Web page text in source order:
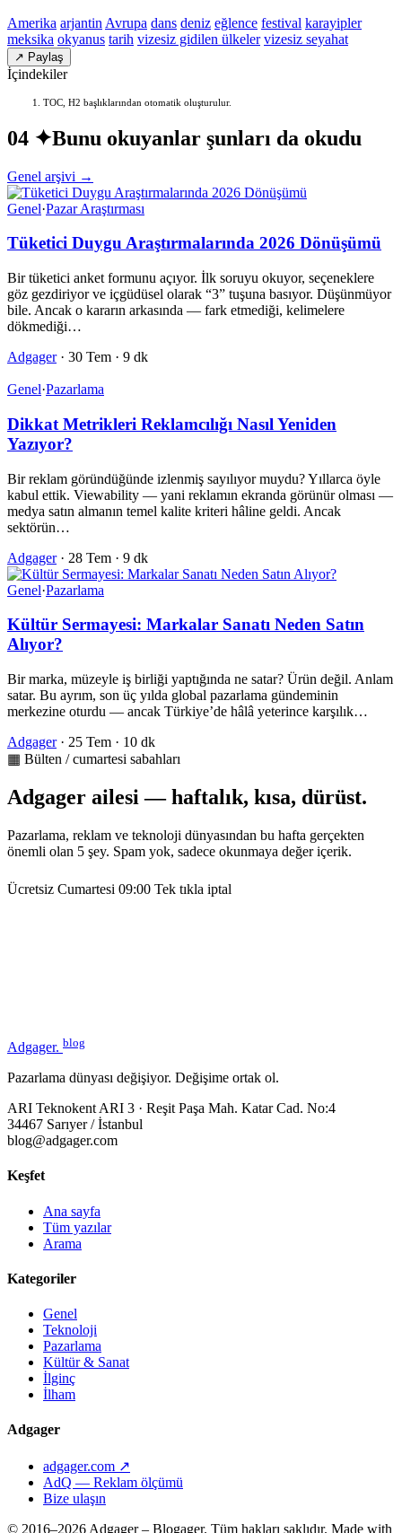
Amerika arjantin Avrupa dans deniz eğlence festival karayipler
meksika okyanus tarih vizesiz gidilen ülkeler vizesiz seyahat
↗ Paylaş
İçindekiler
TOC, H2 başlıklarından otomatik oluşturulur.
04 ✦Bunu okuyanlar şunları da okudu
Genel arşivi →
Genel·Pazar Araştırması
Tüketici Duygu Araştırmalarında 2026 Dönüşümü
Bir tüketici anket formunu açıyor. İlk soruyu okuyor, seçeneklere
göz gezdiriyor ve içgüdüsel olarak “3” tuşuna basıyor. Düşünmüyor
bile. Ancak o kararın arkasında — fark etmediği, kelimelere
dökmediği…
Adgager · 30 Tem · 9 dk
Genel·Pazarlama
Dikkat Metrikleri Reklamcılığı Nasıl Yeniden
Yazıyor?
Bir reklam göründüğünde izlenmiş sayılıyor muydu? Yıllarca öyle
kabul ettik. Viewability — yani reklamın ekranda görünür olması —
medya satın almanın temel kalite kriteri hâline geldi. Ancak
sektörün…
Adgager · 28 Tem · 9 dk
Genel·Pazarlama
Kültür Sermayesi: Markalar Sanatı Neden Satın
Alıyor?
Bir marka, müzeyle iş birliği yaptığında ne satar? Ürün değil. Anlam
satar. Bu ayrım, son üç yılda global pazarlama gündeminin
merkezine oturdu — ancak Türkiye’de hâlâ yeterince karşılık…
Adgager · 25 Tem · 10 dk
▦ Bülten / cumartesi sabahları
Adgager ailesi — haftalık, kısa, dürüst.
Pazarlama, reklam ve teknoloji dünyasından bu hafta gerçekten
önemli olan 5 şey. Spam yok, sadece okunmaya değer içerik.
Ücretsiz Cumartesi 09:00 Tek tıkla iptal
Adgager. blog
Pazarlama dünyası değişiyor. Değişime ortak ol.
ARI Teknokent ARI 3 · Reşit Paşa Mah. Katar Cad. No:4
34467 Sarıyer / İstanbul
blog@adgager.com
Keşfet
Ana sayfa
Tüm yazılar
Arama
Kategoriler
Genel
Teknoloji
Pazarlama
Kültür & Sanat
İlginç
İlham
Adgager
adgager.com ↗
AdQ — Reklam ölçümü
Bize ulaşın
© 2016–2026 Adgager – Blogager. Tüm hakları saklıdır. Made with